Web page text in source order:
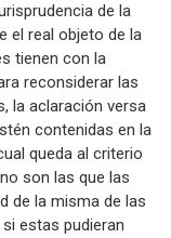
de la
el real objeto de la
tienen con la
reconsiderar las
la aclaración versa
contenidas en la
queda al criterio
son las que las
de la misma de las
estas pudieran